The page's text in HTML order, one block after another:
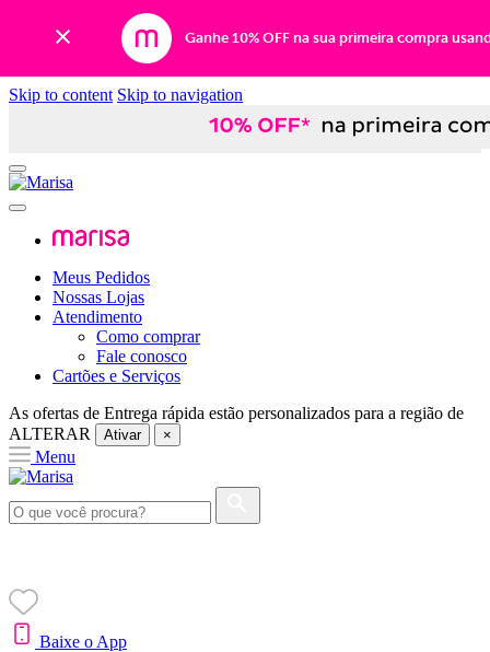
Ganhe 10% OFF na sua primeira compra
Skip to content Skip to navigation
Meus Pedidos
Nossas Lojas
Atendimento
Como comprar
Fale conosco
Cartões e Serviços
As ofertas de Entrega rápida estão personalizados para a região de
ALTERAR
Ativar ×
Menu
Baixe o App